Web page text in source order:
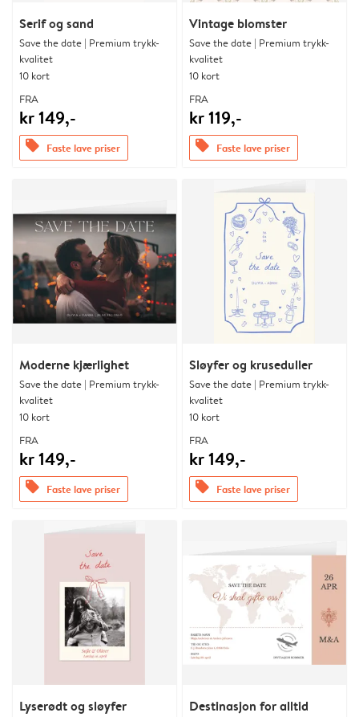
Serif og sand
Save the date | Premium trykk-
kvalitet
10 kort
FRA
kr 149,-
offers Faste lave priser
Vintage blomster
Save the date | Premium trykk-
kvalitet
10 kort
FRA
kr 119,-
offers Faste lave priser
Moderne kjærlighet
Save the date | Premium trykk-
kvalitet
10 kort
FRA
kr 149,-
offers Faste lave priser
Sløyfer og kruseduller
Save the date | Premium trykk-
kvalitet
10 kort
FRA
kr 149,-
offers Faste lave priser
Lyserødt og sløyfer Destinasjon for alltid